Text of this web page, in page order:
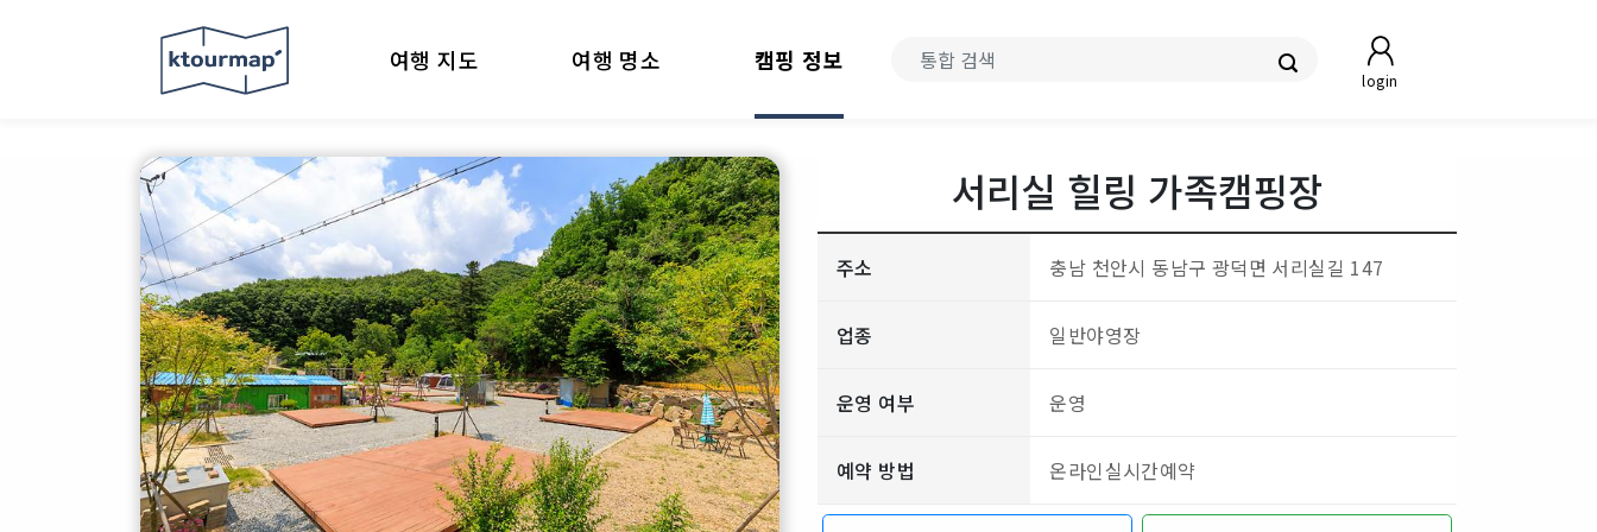
login
여행 지도 여행 명소 캠핑 정보
서리실 힐링 가족캠핑장
주소 충남 천안시 동남구 광덕면 서리실길 147
업종 일반야영장
운영 여부 운영
예약 방법 온라인실시간예약